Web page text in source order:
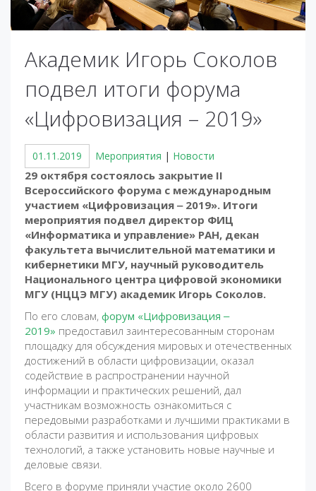
Академик Игорь Соколов
подвел итоги форума
«Цифровизация – 2019»
01.11.2019 Мероприятия | Новости
29 октября состоялось закрытие II
Всероссийского форума с международным
участием «Цифровизация ‒ 2019». Итоги
мероприятия подвел директор ФИЦ
«Информатика и управление» РАН, декан
факультета вычислительной математики и
кибернетики МГУ, научный руководитель
Национального центра цифровой экономики
МГУ (НЦЦЭ МГУ) академик Игорь Соколов.
По его словам, форум «Цифровизация ‒
2019» предоставил заинтересованным сторонам
площадку для обсуждения мировых и отечественных
достижений в области цифровизации, оказал
содействие в распространении научной
информации и практических решений, дал
участникам возможность ознакомиться с
передовыми разработками и лучшими практиками в
области развития и использования цифровых
технологий, а также установить новые научные и
деловые связи.
Всего в форуме приняли участие около 2600